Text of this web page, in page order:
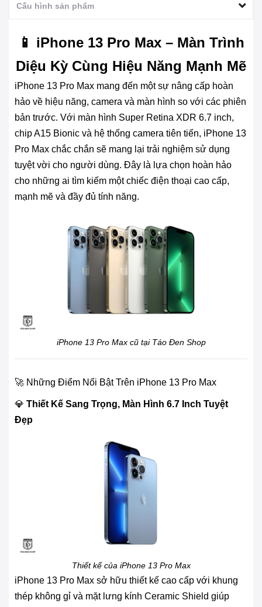
Cấu hình sản phẩm
📱 iPhone 13 Pro Max – Màn Trình
Diệu Kỳ Cùng Hiệu Năng Mạnh Mẽ
iPhone 13 Pro Max mang đến một sự nâng cấp hoàn
hảo về hiệu năng, camera và màn hình so với các phiên
bản trước. Với màn hình Super Retina XDR 6.7 inch,
chip A15 Bionic và hệ thống camera tiên tiến, iPhone 13
Pro Max chắc chắn sẽ mang lại trải nghiệm sử dụng
tuyệt vời cho người dùng. Đây là lựa chọn hoàn hảo
cho những ai tìm kiếm một chiếc điện thoại cao cấp,
mạnh mẽ và đầy đủ tính năng.
iPhone 13 Pro Max cũ tại Táo Đen Shop
🚀 Những Điểm Nổi Bật Trên iPhone 13 Pro Max
💎 Thiết Kế Sang Trọng, Màn Hình 6.7 Inch Tuyệt
Đẹp
Thiết kế của iPhone 13 Pro Max
iPhone 13 Pro Max sở hữu thiết kế cao cấp với khung
thép không gỉ và mặt lưng kính Ceramic Shield giúp